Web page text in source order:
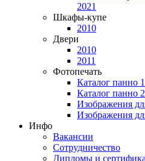
2021
Шкафы-купе
2010
Двери
2010
2011
Фотопечать
Каталог панно 1
Каталог панно 2
Изображения
Изображения
Инфо
Вакансии
Сотрудничество
Дипломы и